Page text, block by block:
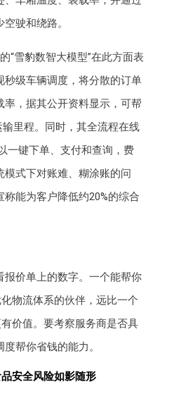
驶和绕路。
“雪豹数智大模型”在此方面表
秒级车辆调度，将分散的订单
率，据其公开资料显示，可帮
里程。同时，其全流程在线
一键下单、支付和查询，费
模式下对账难、糊涂账的问
能为客户降低约20%的综合
报价单上的数字。一个能帮你
物流体系的伙伴，远比一个
价值。要考察服务商是否具
帮你省钱的能力。
安全风险如影随形